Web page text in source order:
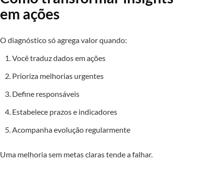
em ações
O diagnóstico só agrega valor quando:
Você traduz dados em ações
Prioriza melhorias urgentes
Define responsáveis
Estabelece prazos e indicadores
Acompanha evolução regularmente
Uma melhoria sem metas claras tende a falhar.